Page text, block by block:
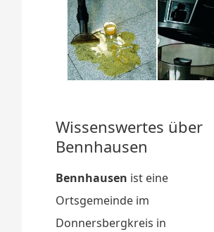
Wissenswertes über
Bennhausen
Bennhausen ist eine
Ortsgemeinde im
Donnersbergkreis in